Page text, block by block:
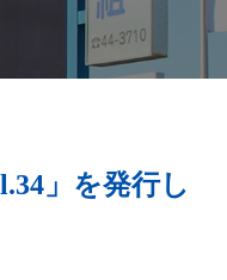
」を発行し